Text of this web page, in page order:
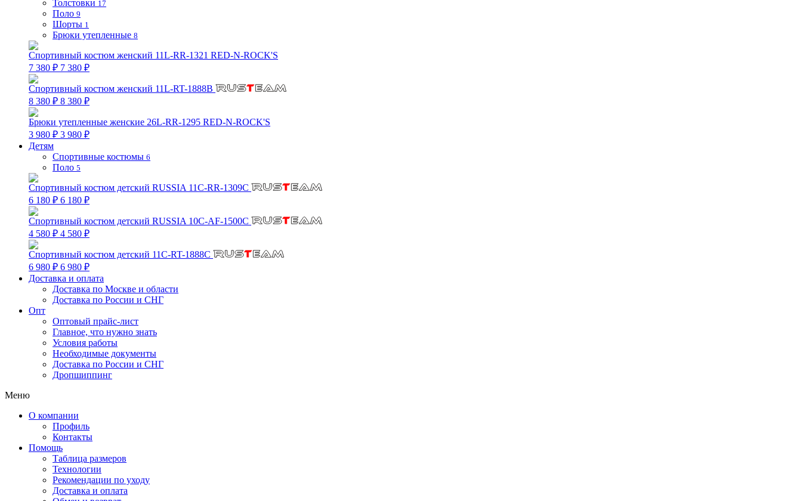
Толстовки 17
Поло 9
Шорты 1
Брюки утепленные 8
Спортивный костюм женский 11L-RR-1321 RED-N-ROCK'S
7 380 ₽ 7 380 ₽
Спортивный костюм женский 11L-RT-1888B
8 380 ₽ 8 380 ₽
Брюки утепленные женские 26L-RR-1295 RED-N-ROCK'S
3 980 ₽ 3 980 ₽
Детям
Спортивные костюмы 6
Поло 5
Спортивный костюм детский RUSSIA 11C-RR-1309C
6 180 ₽ 6 180 ₽
Спортивный костюм детский RUSSIA 10C-AF-1500C
4 580 ₽ 4 580 ₽
Спортивный костюм детский 11C-RT-1888C
6 980 ₽ 6 980 ₽
Доставка и оплата
Доставка по Москве и области
Доставка по России и СНГ
Опт
Оптовый прайс-лист
Главное, что нужно знать
Условия работы
Необходимые документы
Доставка по России и СНГ
Дропшиппинг
Меню
О компании
Профиль
Контакты
Помощь
Таблица размеров
Технологии
Рекомендации по уходу
Доставка и оплата